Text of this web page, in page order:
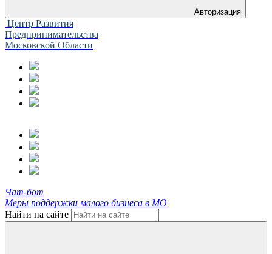
Авторизация
Центр Развития
Предпринимательства
Московской Области
Чат-бот
Меры поддержки малого бизнеса в МО
Найти на сайте